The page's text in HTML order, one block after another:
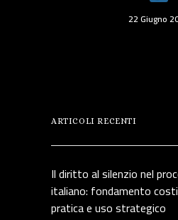
22 Giugno
ARTICOLI RECENTI
Il diritto al silenzio nel
italiano: fondamento
pratica e uso strategico